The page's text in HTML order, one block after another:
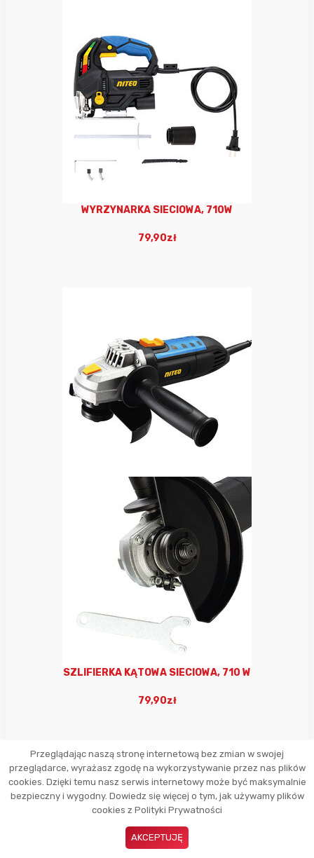
WYRZYNARKA SIECIOWA, 710W
79,90zł
SZLIFIERKA KĄTOWA SIECIOWA, 710 W
79,90zł
Przeglądając naszą stronę internetową bez zmian w swojej
przeglądarce, wyrażasz zgodę na wykorzystywanie przez nas plików
cookies. Dzięki temu nasz serwis internetowy może być maksymalnie
bezpieczny i wygodny. Dowiedz się więcej o tym, jak używamy plików
cookies z Polityki Prywatności
AKCEPTUJĘ